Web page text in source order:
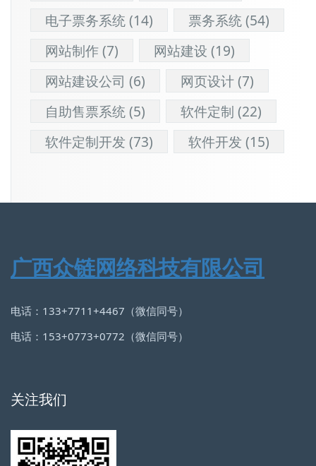
电子票务系统(14) 票务系统(54)
网站制作(7) 网站建设 (19)
网站建设公司 (6) 网页设计(7)
自助售票系统(5) 软件定制 (22)
软件定制开发 (73) 软件开发 (15)
广西众链网络科技有限公司
电话：133+7711+4467（微信同号）
电话：153+0773+0772（微信同号）
关注我们